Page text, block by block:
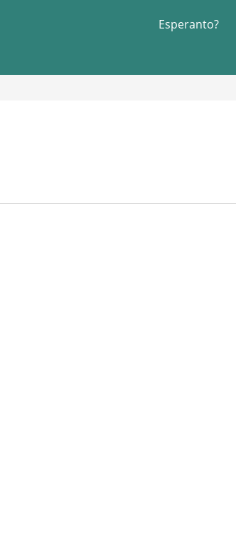
Esperanto?